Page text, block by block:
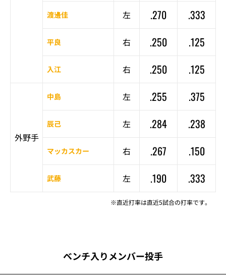
渡邊佳 左 .270 .333
平良 右 .250 .125
入江 右 .250 .125
外野手
中島 左 .255 .375
辰己 左 .284 .238
マッカスカー 右 .267 .150
武藤 左 .190 .333
※直近打率は直近5試合の打率です。
ベンチ入りメンバー投手